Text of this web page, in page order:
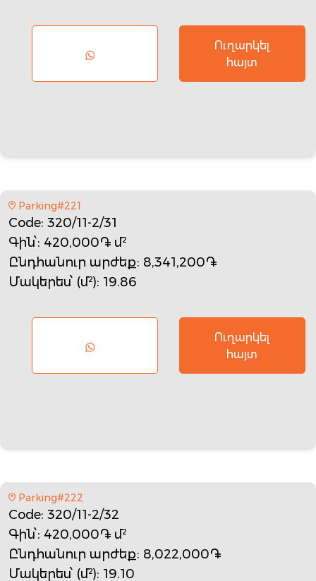
Ուղարկել
հայտ
Parking#221
Code: 320/11-2/31
Գին՝: 420,000֏ մ²
Ընդհանուր արժեք: 8,341,200֏
Մակերես՝ (մ²): 19.86
Ուղարկել
հայտ
Parking#222
Code: 320/11-2/32
Գին՝: 420,000֏ մ²
Ընդհանուր արժեք: 8,022,000֏
Մակերես՝ (մ²): 19.10